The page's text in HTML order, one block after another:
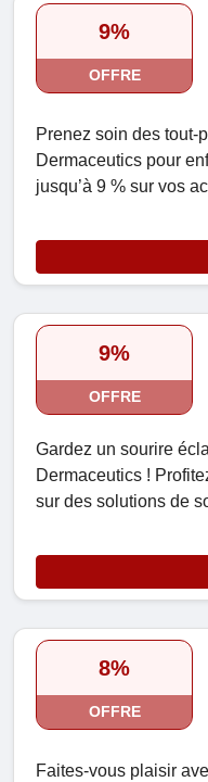
9%
OFFRE
Prenez soin des tout-
Dermaceutics pour
jusqu’à 9 % sur vos
9%
OFFRE
Gardez un sourire
Dermaceutics !
sur des solutions de
8%
OFFRE
Faites-vous plaisir